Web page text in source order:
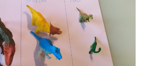
2025
/DLE NOVÉHO RVP PV 2025